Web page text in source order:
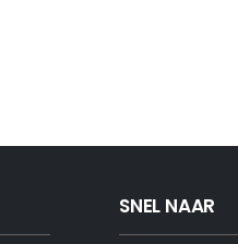
SNEL NAAR